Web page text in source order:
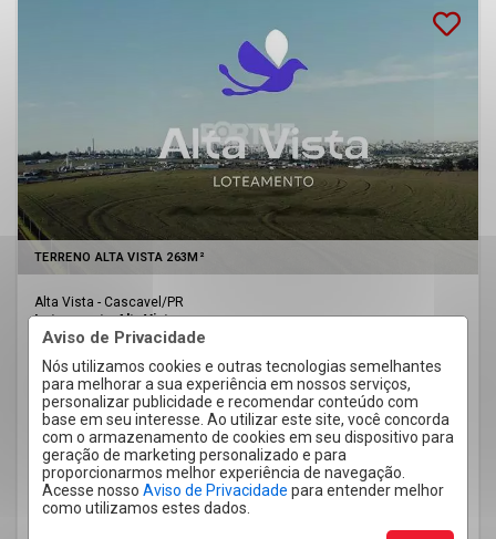
Aviso de Privacidade
Nós utilizamos cookies e outras tecnologias semelhantes
para melhorar a sua experiência em nossos serviços,
personalizar publicidade e recomendar conteúdo com
base em seu interesse. Ao utilizar este site, você concorda
com o armazenamento de cookies em seu dispositivo para
geração de marketing personalizado e para
proporcionarmos melhor experiência de navegação.
Acesse nosso Aviso de Privacidade para entender melhor
como utilizamos estes dados.
TERRENO ALTA VISTA 263M²
Alta Vista - Cascavel /PR
Loteamento Alta Vista
Cód.:11065
Venda
R$ 294.000,00
12,00 x
22,95
263m²
Totais